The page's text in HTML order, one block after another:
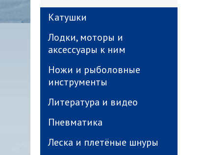
Катушки
Лодки, моторы и
аксессуары к ним
Ножи и рыболовные
инструменты
Литература и видео
Пневматика
Леска и плетёные шнуры